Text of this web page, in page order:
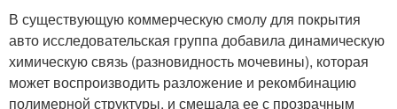
В существующую коммерческую смолу для покрытия
авто исследовательская группа добавила динамическую
химическую связь (разновидность мочевины), которая
может воспроизводить разложение и рекомбинацию
полимерной структуры, и смешала ее с прозрачным